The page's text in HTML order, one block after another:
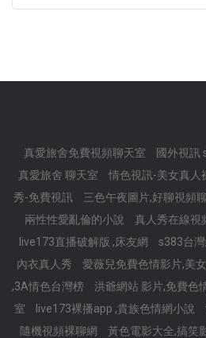
真愛旅舍免費視頻聊天室 國外視訊
真愛旅舍 聊天室
情色視訊-美女真人
秀-免費視訊
三色午夜圖片,好聊視頻
兩性性愛亂倫的小說
真人秀在線視
live173直播破解版 ,床友網
s383台
內衣真人秀
愛薇兒免費色情影片,美
,3A情色台灣榜
洪爺網站 影片,免費色
室
live173裸播app ,貴族色情網小說
隨機視頻裸聊網
黃色電影大全,搞笑